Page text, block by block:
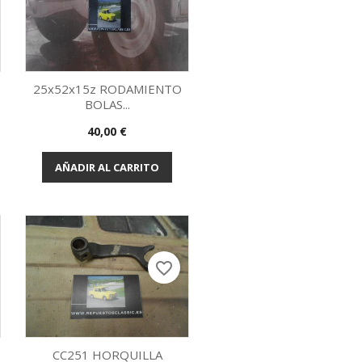
Vista rápida
25x52x15z RODAMIENTO
BOLAS...
Precio
40,00 €
AÑADIR AL CARRITO
CC251 HORQUILLA
favorite_border